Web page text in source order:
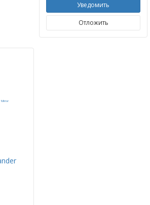
Уведомить
Отложить